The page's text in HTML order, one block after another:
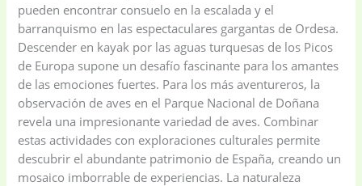
pueden encontrar consuelo en la escalada y el
barranquismo en las espectaculares gargantas de Ordesa.
Descender en kayak por las aguas turquesas de los Picos
de Europa supone un desafío fascinante para los amantes
de las emociones fuertes. Para los más aventureros, la
observación de aves en el Parque Nacional de Doñana
revela una impresionante variedad de aves. Combinar
estas actividades con exploraciones culturales permite
descubrir el abundante patrimonio de España, creando un
mosaico imborrable de experiencias. La naturaleza